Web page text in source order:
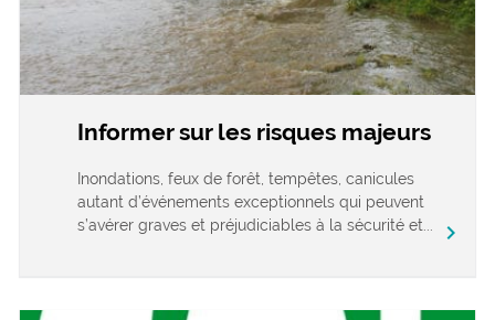
Informer sur les risques majeurs
Inondations, feux de forêt, tempêtes, canicules
autant d’événements exceptionnels qui peuvent
s’avérer graves et préjudiciables à la sécurité et...
chevron_right